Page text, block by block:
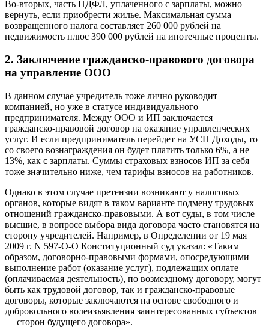
Во-вторых, часть НДФЛ, уплаченного с зарплаты, можно
вернуть, если приобрести жилье. Максимальная сумма
возвращенного налога составляет 260 000 рублей на
недвижимость плюс 390 000 рублей на ипотечные проценты.
2. Заключение гражданско-правового договора
на управление ООО
В данном случае учредитель тоже лично руководит
компанией, но уже в статусе индивидуального
предпринимателя. Между ООО и ИП заключается
гражданско-правовой договор на оказание управленческих
услуг. И если предприниматель перейдет на УСН Доходы, то
со своего вознаграждения он будет платить только 6%, а не
13%, как с зарплаты. Суммы страховых взносов ИП за себя
тоже значительно ниже, чем тарифы взносов на работников.
Однако в этом случае претензии возникают у налоговых
органов, которые видят в таком варианте подмену трудовых
отношений гражданско-правовыми. А вот суды, в том числе
высшие, в вопросе выбора вида договора часто становятся на
сторону учредителей. Например, в Определении от 19 мая
2009 г. N 597-О-О Конституционный суд указал: «Таким
образом, договорно-правовыми формами, опосредующими
выполнение работ (оказание услуг), подлежащих оплате
(оплачиваемая деятельность), по возмездному договору, могут
быть как трудовой договор, так и гражданско-правовые
договоры, которые заключаются на основе свободного и
добровольного волеизъявления заинтересованных субъектов
— сторон будущего договора».